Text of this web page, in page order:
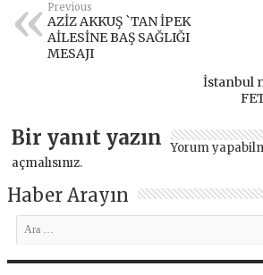
Previous
AZİZ AKKUŞ `TAN İPEK
AİLESİNE BAŞ SAĞLIĞI
MESAJI
İstanbul
Bir yanıt yazın Yorum
açmalısınız.
Haber Arayın